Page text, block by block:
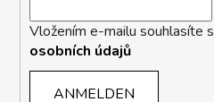
Vložením e-mailu souhlasíte s
osobních údajů
ANMELDEN